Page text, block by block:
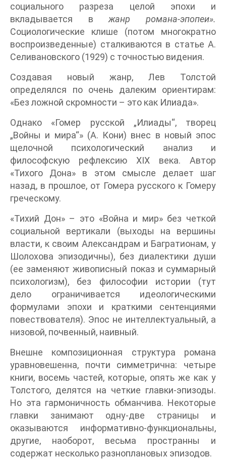
социального разреза целой эпохи и
вкладывается вжанр романа-эпопеи».
Социологические клише (потом многократно
воспроизведенные) сталкиваются в статье А.
Селивановского (1929) с точностью видения.
Создавая новый жанр, Лев Толстой
определялся по очень далеким ориентирам:
«Без ложной скромности – это как Илиада».
Однако «Гомер русской „Илиады“, творец
„Войны и мира“» (А. Кони) внес в новый эпос
щелочной психологический анализ и
философскую рефлексию XIX века. Автор
«Тихого Дона» в этом смысле делает шаг
назад, в прошлое, от Гомера русского к Гомеру
греческому.
«Тихий Дон» – это «Война и мир» без четкой
социальной вертикали (выходы на вершины
власти, к своим Александрам и Багратионам, у
Шолохова эпизодичны), без диалектики души
(ее заменяют живописный показ и суммарный
психологизм), без философии истории (тут
дело ограничивается идеологическими
формулами эпохи и краткими сентенциями
повествователя). Эпос не интеллектуальный, а
низовой, почвенный, наивный.
Внешне композиционная структура романа
уравновешенна, почти симметрична: четыре
книги, восемь частей, которые, опять же как у
Толстого, делятся на четкие главки-эпизоды.
Но эта гармоничность обманчива. Некоторые
главки занимают одну-две страницы и
оказываются информативно-функциональны,
другие, наоборот, весьма пространны и
содержат несколько разноплановых эпизодов.